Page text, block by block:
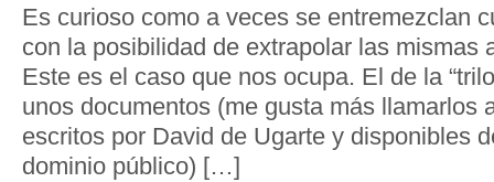
Es curioso como a veces se entremezclan
con la posibilidad de extrapolar las mismas
Este es el caso que nos ocupa. El de la
unos documentos (me gusta más llamarlos
escritos por David de Ugarte y disponibles
dominio público) […]